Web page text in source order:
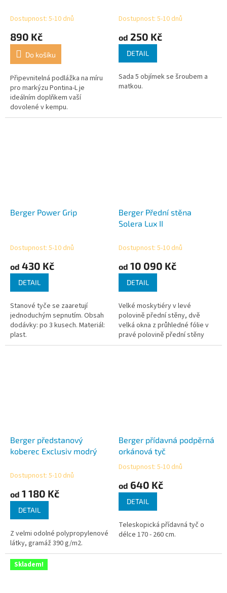
Dostupnost: 5-10 dnů
890 Kč
Do košíku
Připevnitelná podlážka na míru
pro markýzu Pontina-L je
ideálním doplňkem vaší
dovolené v kempu.
Dostupnost: 5-10 dnů
od 250 Kč
DETAIL
Sada 5 objímek se šroubem a
matkou.
Berger Power Grip
Dostupnost: 5-10 dnů
od 430 Kč
DETAIL
Stanové tyče se zaaretují
jednoduchým sepnutím. Obsah
dodávky: po 3 kusech. Materiál:
plast.
Berger Přední stěna
Solera Lux II
Dostupnost: 5-10 dnů
od 10 090 Kč
DETAIL
Velké moskytiéry v levé
polovině přední stěny, dvě
velká okna z průhledné fólie v
pravé polovině přední stěny
Berger předstanový
koberec Exclusiv modrý
Dostupnost: 5-10 dnů
od 1 180 Kč
DETAIL
Z velmi odolné polypropylenové
látky, gramáž 390 g/m2.
Berger přídavná podpěrná
orkánová tyč
Průměrné
produktu
5
hvězdiček.
Dostupnost: 5-10 dnů
od 640 Kč
DETAIL
Teleskopická přídavná tyč o
délce 170 - 260 cm.
Skladem!